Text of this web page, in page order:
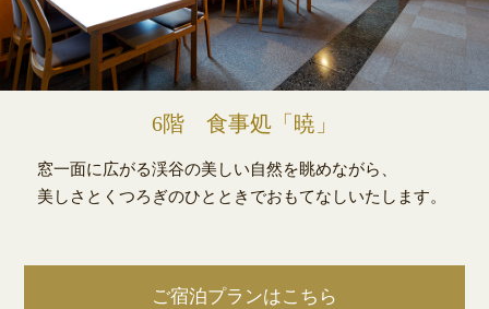
6階 食事処「暁」
窓一面に広がる渓谷の美しい自然を眺めながら、
美しさとくつろぎのひとときでおもてなしいたします。
ご宿泊プランはこちら